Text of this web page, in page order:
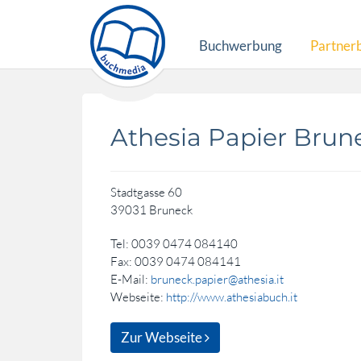
Buchwerbung
Athesia Papier
Stadtgasse 60
39031 Bruneck
Tel: 0039 0474 084140
Fax: 0039 0474 084141
E-Mail: bruneck.papier@athesia.it
Webseite: http://www.athesiabuch.it
Zur Webseite